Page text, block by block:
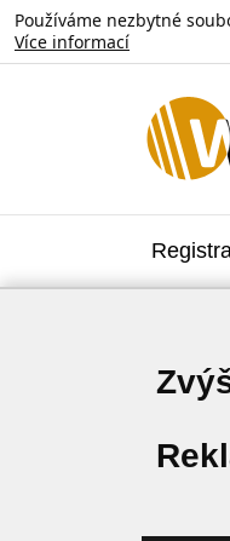
Používáme nezbytné
Více informací